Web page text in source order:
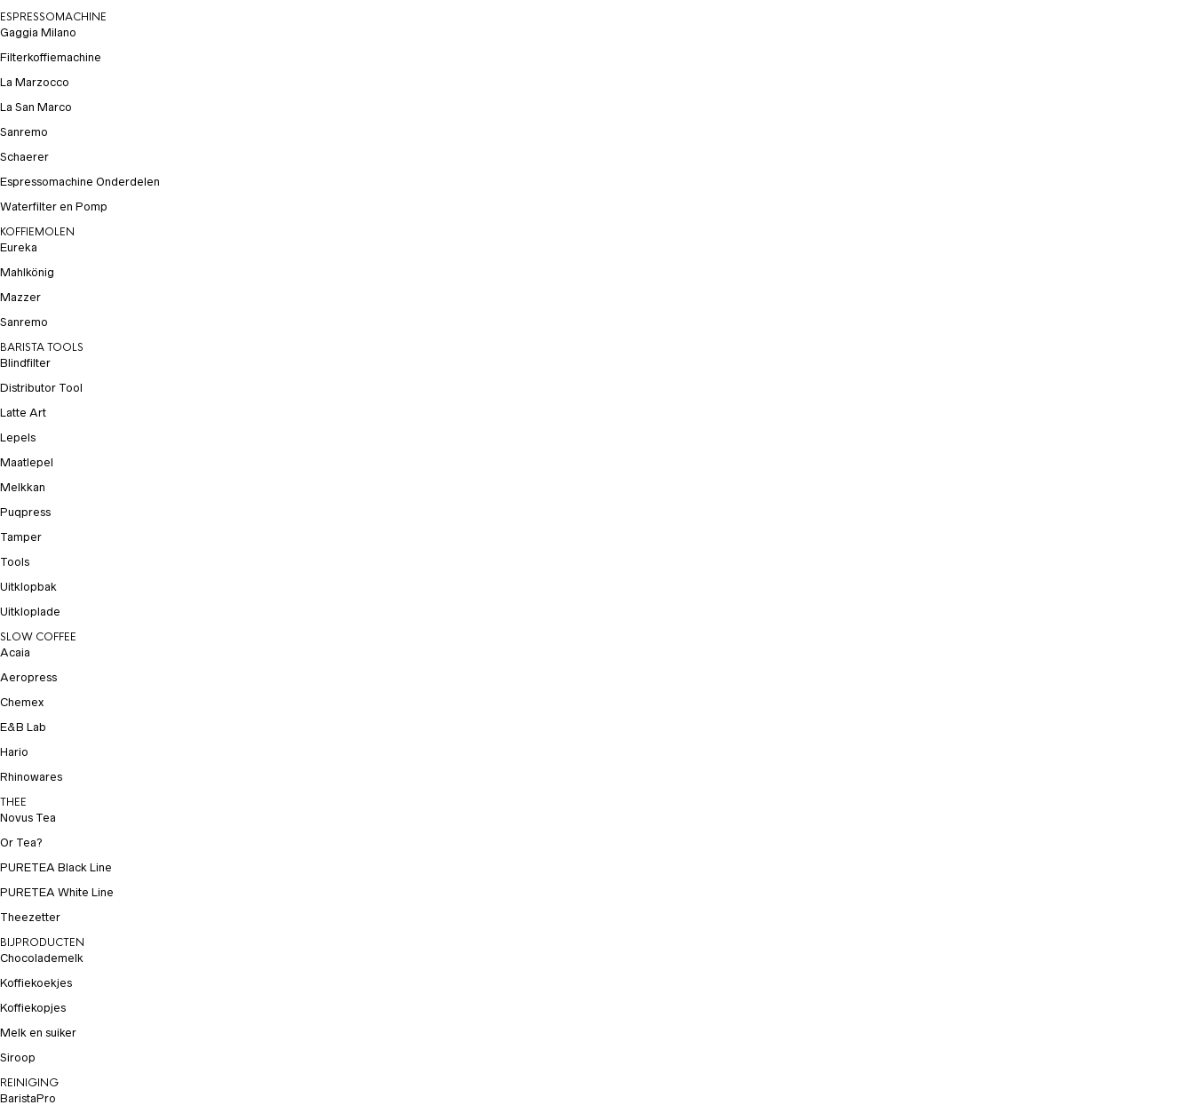
ESPRESSOMACHINE
Gaggia Milano
Filterkoffiemachine
La Marzocco
La San Marco
Sanremo
Schaerer
Espressomachine Onderdelen
Waterfilter en Pomp
KOFFIEMOLEN
Eureka
Mahlkönig
Mazzer
Sanremo
BARISTA TOOLS
Blindfilter
Distributor Tool
Latte Art
Lepels
Maatlepel
Melkkan
Puqpress
Tamper
Tools
Uitklopbak
Uitkloplade
SLOW COFFEE
Acaia
Aeropress
Chemex
E&B Lab
Hario
Rhinowares
THEE
Novus Tea
Or Tea?
PURETEA Black Line
PURETEA White Line
Theezetter
BIJPRODUCTEN
Chocolademelk
Koffiekoekjes
Koffiekopjes
Melk en suiker
Siroop
REINIGING
BaristaPro